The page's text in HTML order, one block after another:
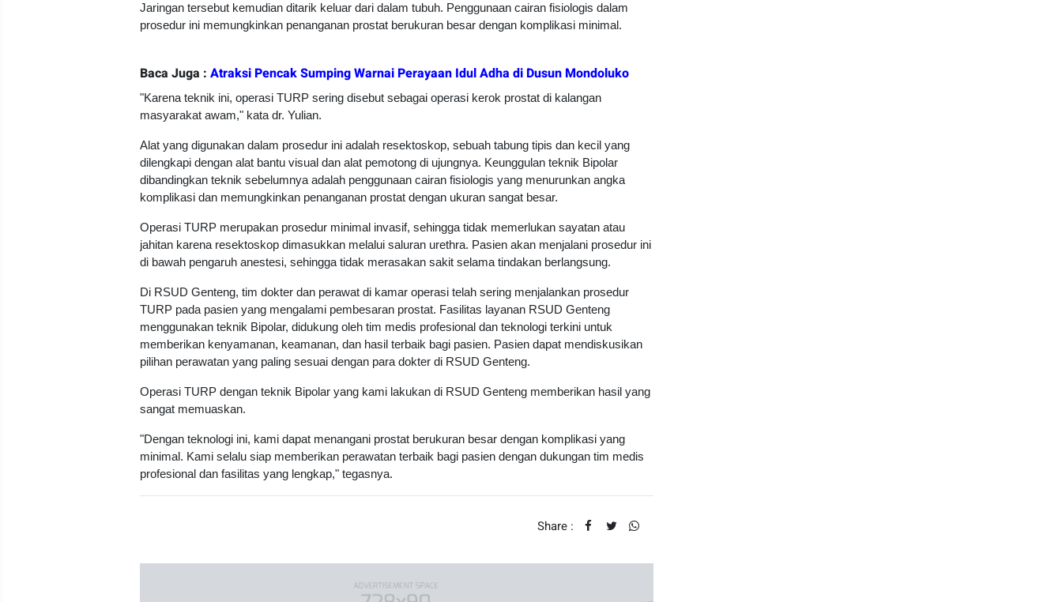
Jaringan tersebut kemudian ditarik keluar dari dalam tubuh. Penggunaan cairan fisiologis dalam
prosedur ini memungkinkan penanganan prostat berukuran besar dengan komplikasi minimal.
Baca Juga : Atraksi Pencak Sumping Warnai Perayaan Idul Adha di Dusun Mondoluko
"Karena teknik ini, operasi TURP sering disebut sebagai operasi kerok prostat di kalangan
masyarakat awam," kata dr. Yulian.
Alat yang digunakan dalam prosedur ini adalah resektoskop, sebuah tabung tipis dan kecil yang
dilengkapi dengan alat bantu visual dan alat pemotong di ujungnya. Keunggulan teknik Bipolar
dibandingkan teknik sebelumnya adalah penggunaan cairan fisiologis yang menurunkan angka
komplikasi dan memungkinkan penanganan prostat dengan ukuran sangat besar.
Operasi TURP merupakan prosedur minimal invasif, sehingga tidak memerlukan sayatan atau
jahitan karena resektoskop dimasukkan melalui saluran urethra. Pasien akan menjalani prosedur ini
di bawah pengaruh anestesi, sehingga tidak merasakan sakit selama tindakan berlangsung.
Di RSUD Genteng, tim dokter dan perawat di kamar operasi telah sering menjalankan prosedur
TURP pada pasien yang mengalami pembesaran prostat. Fasilitas layanan RSUD Genteng
menggunakan teknik Bipolar, didukung oleh tim medis profesional dan teknologi terkini untuk
memberikan kenyamanan, keamanan, dan hasil terbaik bagi pasien. Pasien dapat mendiskusikan
pilihan perawatan yang paling sesuai dengan para dokter di RSUD Genteng.
Operasi TURP dengan teknik Bipolar yang kami lakukan di RSUD Genteng memberikan hasil yang
sangat memuaskan.
"Dengan teknologi ini, kami dapat menangani prostat berukuran besar dengan komplikasi yang
minimal. Kami selalu siap memberikan perawatan terbaik bagi pasien dengan dukungan tim medis
profesional dan fasilitas yang lengkap," tegasnya.
Share :